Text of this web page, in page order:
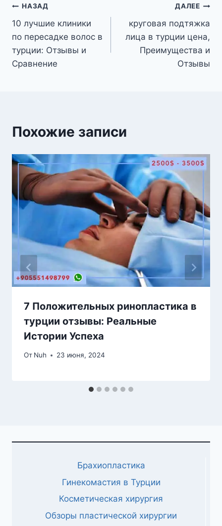
Навигация
по
записям
НАЗАД
10 лучшие клиники
по пересадке волос в
турции: Отзывы и
Сравнение
ДАЛЕЕ
круговая подтяжка
лица в турции цена,
Преимущества и
Отзывы
Похожие записи
7 Положительных ринопластика в
турции отзывы: Реальные
Истории Успеха
От Nuh 23 июня, 2024
Брахиопластика
Гинекомастия в Турции
Косметическая хирургия
Обзоры пластической хирургии